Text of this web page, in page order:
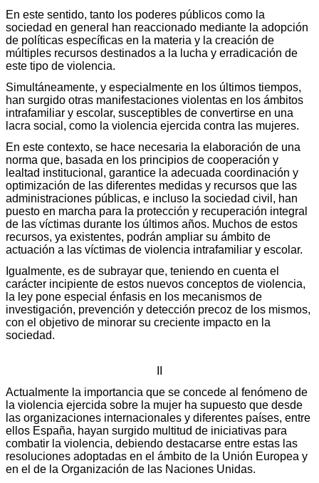
En este sentido, tanto los poderes públicos como la
sociedad en general han reaccionado mediante la adopción
de políticas específicas en la materia y la creación de
múltiples recursos destinados a la lucha y erradicación de
este tipo de violencia.
Simultáneamente, y especialmente en los últimos tiempos,
han surgido otras manifestaciones violentas en los ámbitos
intrafamiliar y escolar, susceptibles de convertirse en una
lacra social, como la violencia ejercida contra las mujeres.
En este contexto, se hace necesaria la elaboración de una
norma que, basada en los principios de cooperación y
lealtad institucional, garantice la adecuada coordinación y
optimización de las diferentes medidas y recursos que las
administraciones públicas, e incluso la sociedad civil, han
puesto en marcha para la protección y recuperación integral
de las víctimas durante los últimos años. Muchos de estos
recursos, ya existentes, podrán ampliar su ámbito de
actuación a las víctimas de violencia intrafamiliar y escolar.
Igualmente, es de subrayar que, teniendo en cuenta el
carácter incipiente de estos nuevos conceptos de violencia,
la ley pone especial énfasis en los mecanismos de
investigación, prevención y detección precoz de los mismos,
con el objetivo de minorar su creciente impacto en la
sociedad.
Actualmente la importancia que se concede al fenómeno de
la violencia ejercida sobre la mujer ha supuesto que desde
las organizaciones internacionales y diferentes países, entre
ellos España, hayan surgido multitud de iniciativas para
combatir la violencia, debiendo destacarse entre estas las
resoluciones adoptadas en el ámbito de la Unión Europea y
en el de la Organización de las Naciones Unidas.